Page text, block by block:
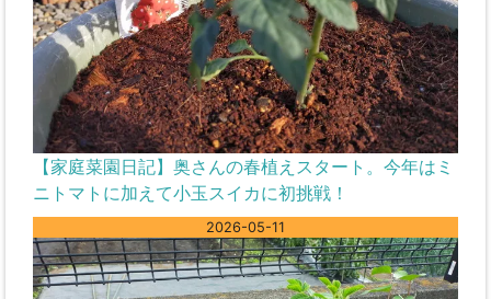
【家庭菜園日記】奥さんの春植えスタート。今年はミ
ニトマトに加えて小玉スイカに初挑戦！
2026-05-11